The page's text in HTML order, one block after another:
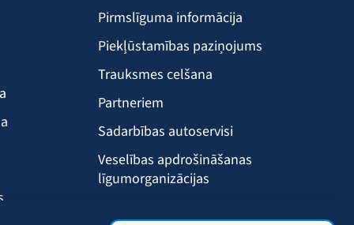
Pirmslīguma informācija
Piekļūstamības paziņojums
Trauksmes celšana
Partneriem
Sadarbības autoservisi
Veselības apdrošināšanas
līgumorganizācijas